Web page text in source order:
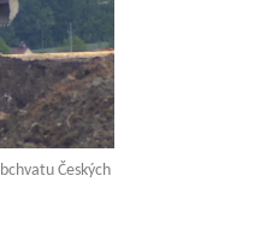
Českých